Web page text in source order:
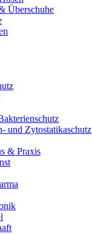
Überschuhe
und Zytostatikaschutz
& Praxis